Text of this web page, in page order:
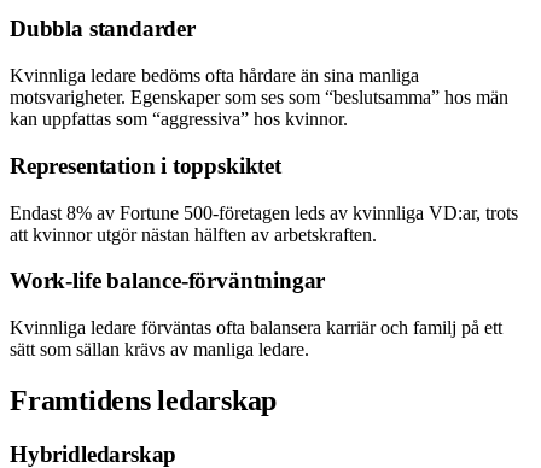
Dubbla standarder
Kvinnliga ledare bedöms ofta hårdare än sina manliga
motsvarigheter. Egenskaper som ses som “beslutsamma” hos män
kan uppfattas som “aggressiva” hos kvinnor.
Representation i toppskiktet
Endast 8% av Fortune 500-företagen leds av kvinnliga VD:ar, trots
att kvinnor utgör nästan hälften av arbetskraften.
Work-life balance-förväntningar
Kvinnliga ledare förväntas ofta balansera karriär och familj på ett
sätt som sällan krävs av manliga ledare.
Framtidens ledarskap
Hybridledarskap